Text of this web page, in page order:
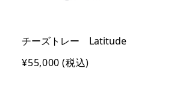
チーズトレー Latitude
¥55,000 (税込)